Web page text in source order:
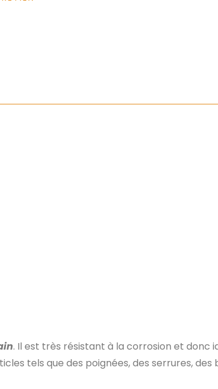
. Il est très résistant à la corrosion et donc
tels que des poignées, des serrures, des